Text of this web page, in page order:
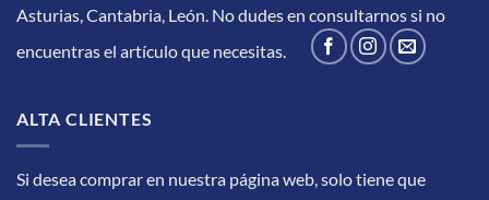
Asturias, Cantabria, León. No dudes en consultarnos si no
encuentras el artículo que necesitas.
ALTA CLIENTES
Si desea comprar en nuestra página web, solo tiene que